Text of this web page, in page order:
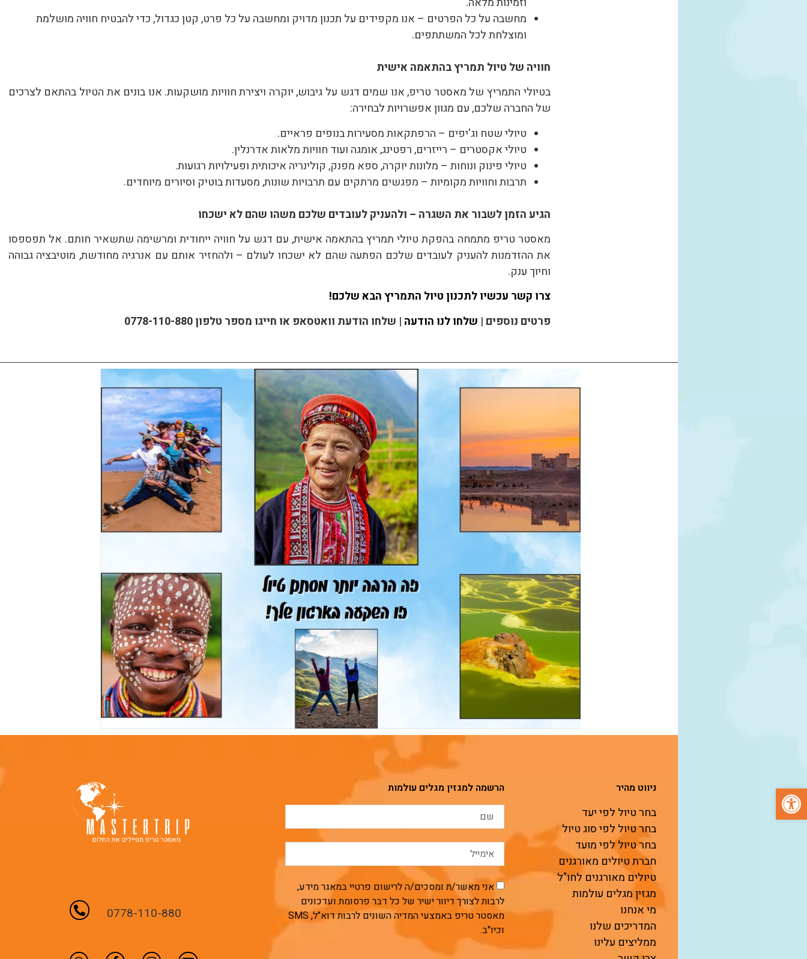
מחשבה על כל הפרטים – אנו מקפידים על תכנון מדויק ומחשבה על כל פרט, קטן כגדול, כדי להבטיח חוויה מושלמת
ומוצלחת לכל המשתתפים.
חוויה של טיול תמריץ בהתאמה אישית
בטיולי התמריץ של מאסטר טריפ, אנו שמים דגש על גיבוש, יוקרה ויצירת חוויות מושקעות. אנו בונים את הטיול בהתאם לצרכים
של החברה שלכם, עם מגוון אפשרויות לבחירה:
טיולי שטח וג'יפים – הרפתקאות מסעירות בנופים פראיים.
טיולי אקסטרים – רייזרים, רפטינג, אומגה ועוד חוויות מלאות אדרנלין.
טיולי פינוק ונוחות – מלונות יוקרה, ספא מפנק, קולינריה איכותית ופעילויות רגועות.
תרבות וחוויות מקומיות – מפגשים מרתקים עם תרבויות שונות, מסעדות בוטיק וסיורים מיוחדים.
הגיע הזמן לשבור את השגרה – ולהעניק לעובדים שלכם משהו שהם לא ישכחו
מאסטר טריפ מתמחה בהפקת טיולי תמריץ בהתאמה אישית, עם דגש על חוויה ייחודית ומרשימה שתשאיר חותם. אל תפספסו
את ההזדמנות להעניק לעובדים שלכם הפתעה שהם לא ישכחו לעולם – ולהחזיר אותם עם אנרגיה מחודשת, מוטיבציה גבוהה
וחיוך ענק.
צרו קשר עכשיו לתכנון טיול התמריץ הבא שלכם!
פרטים נוספים | שלחו לנו הודעה | שלחו הודעת וואטסאפ או חייגו מספר טלפון 0778-110-880
ניווט מהיר
בחר טיול לפי יעד
בחר טיול לפי סוג טיול
בחר טיול לפי מועד
חברת טיולים מאורגנים
טיולים מאורגנים לחו"ל
מגזין מגלים עולמות
מי אנחנו
המדריכים שלנו
ממליצים עלינו
הרשמה למגזין מגלים עולמות
אני מאשר/ת ומסכים/ה לרישום פרטיי במאגר מידע,
לרבות לצורך דיוור ישיר של כל דבר פרסומת ועדכונים
מאסטר טריפ באמצעי המדיה השונים לרבות דוא"ל, SMS
וכיו"ב.
0778-110-880
פתח סרגל נגישות